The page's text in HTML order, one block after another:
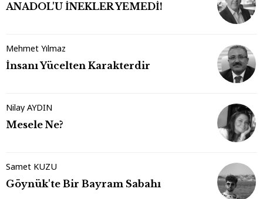
ANADOL'U İNEKLER YEMEDİ!
Mehmet Yılmaz
İnsanı Yücelten Karakterdir
Nilay AYDIN
Mesele Ne?
Samet KUZU
Göynük'te Bir Bayram Sabahı